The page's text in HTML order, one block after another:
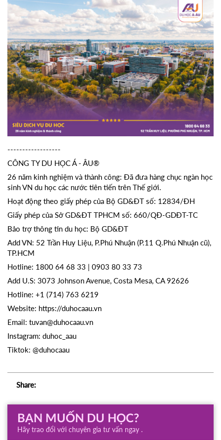
------------------
CÔNG TY DU HỌC Á - ÂU®
26 năm kinh nghiệm và thành công: Đã đưa hàng chục ngàn học
sinh VN du học các nước tiên tiến trên Thế giới.
Hoạt động theo giấy phép của Bộ GD&ĐT số: 12834/ĐH
Giấy phép của Sở GD&ĐT TPHCM số: 660/QĐ-GDĐT-TC
Bảo trợ thông tin du học: Bộ GD&ĐT
Add VN: 52 Trần Huy Liệu, P.Phú Nhuận (P.11 Q.Phú Nhuận cũ),
TP.HCM
Hotline: 1800 64 68 33 | 0903 80 33 73
Add U.S: 3073 Johnson Avenue, Costa Mesa, CA 92626
Hotline: +1 (714) 763 6219
Website: https://duhocaau.vn
Email: tuvan@duhocaau.vn
Instagram: duhoc_aau
Tiktok: @duhocaau
Share:
BẠN MUỐN DU HỌC?
Hãy trao đổi với chuyên gia tư vấn ngay .